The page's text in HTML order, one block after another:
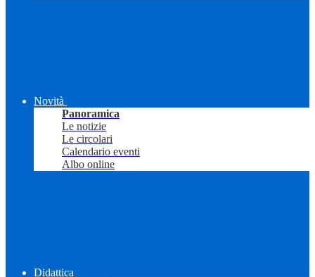
Novità
Panoramica
Le notizie
Le circolari
Calendario eventi
Albo online
Didattica